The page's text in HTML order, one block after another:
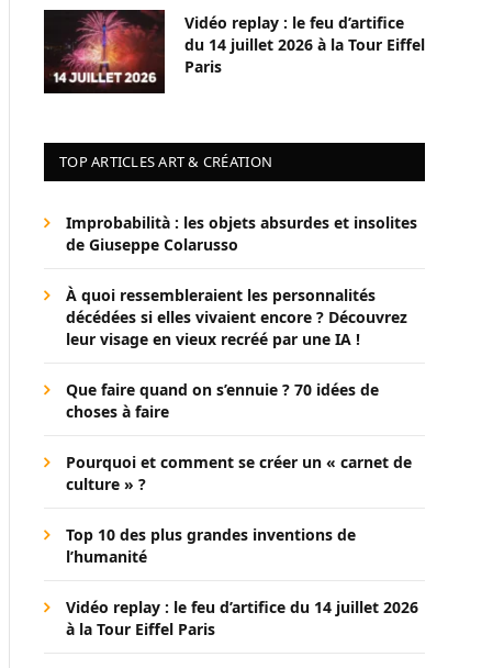
Vidéo replay : le feu d’artifice
du 14 juillet 2026 à la Tour Eiffel
Paris
TOP ARTICLES ART & CRÉATION
Improbabilità : les objets absurdes et insolites
de Giuseppe Colarusso
À quoi ressembleraient les personnalités
décédées si elles vivaient encore ? Découvrez
leur visage en vieux recréé par une IA !
Que faire quand on s’ennuie ? 70 idées de
choses à faire
Pourquoi et comment se créer un « carnet de
culture » ?
Top 10 des plus grandes inventions de
l’humanité
Vidéo replay : le feu d’artifice du 14 juillet 2026
à la Tour Eiffel Paris